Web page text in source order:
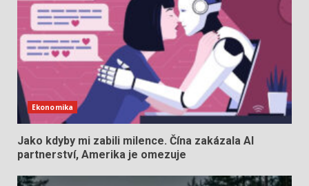
Ekonomika
Jako kdyby mi zabili milence. Čína zakázala AI
partnerství, Amerika je omezuje